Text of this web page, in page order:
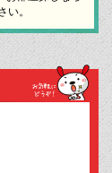
い。